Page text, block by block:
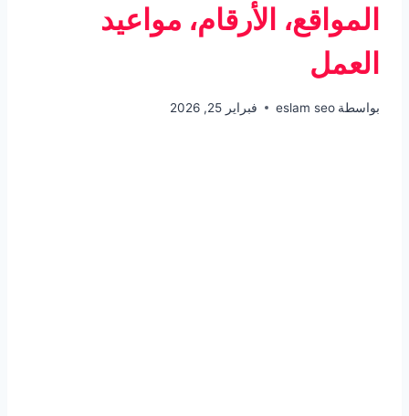
المواقع، الأرقام، مواعيد
العمل
بواسطة eslam seo فبراير 25, 2026